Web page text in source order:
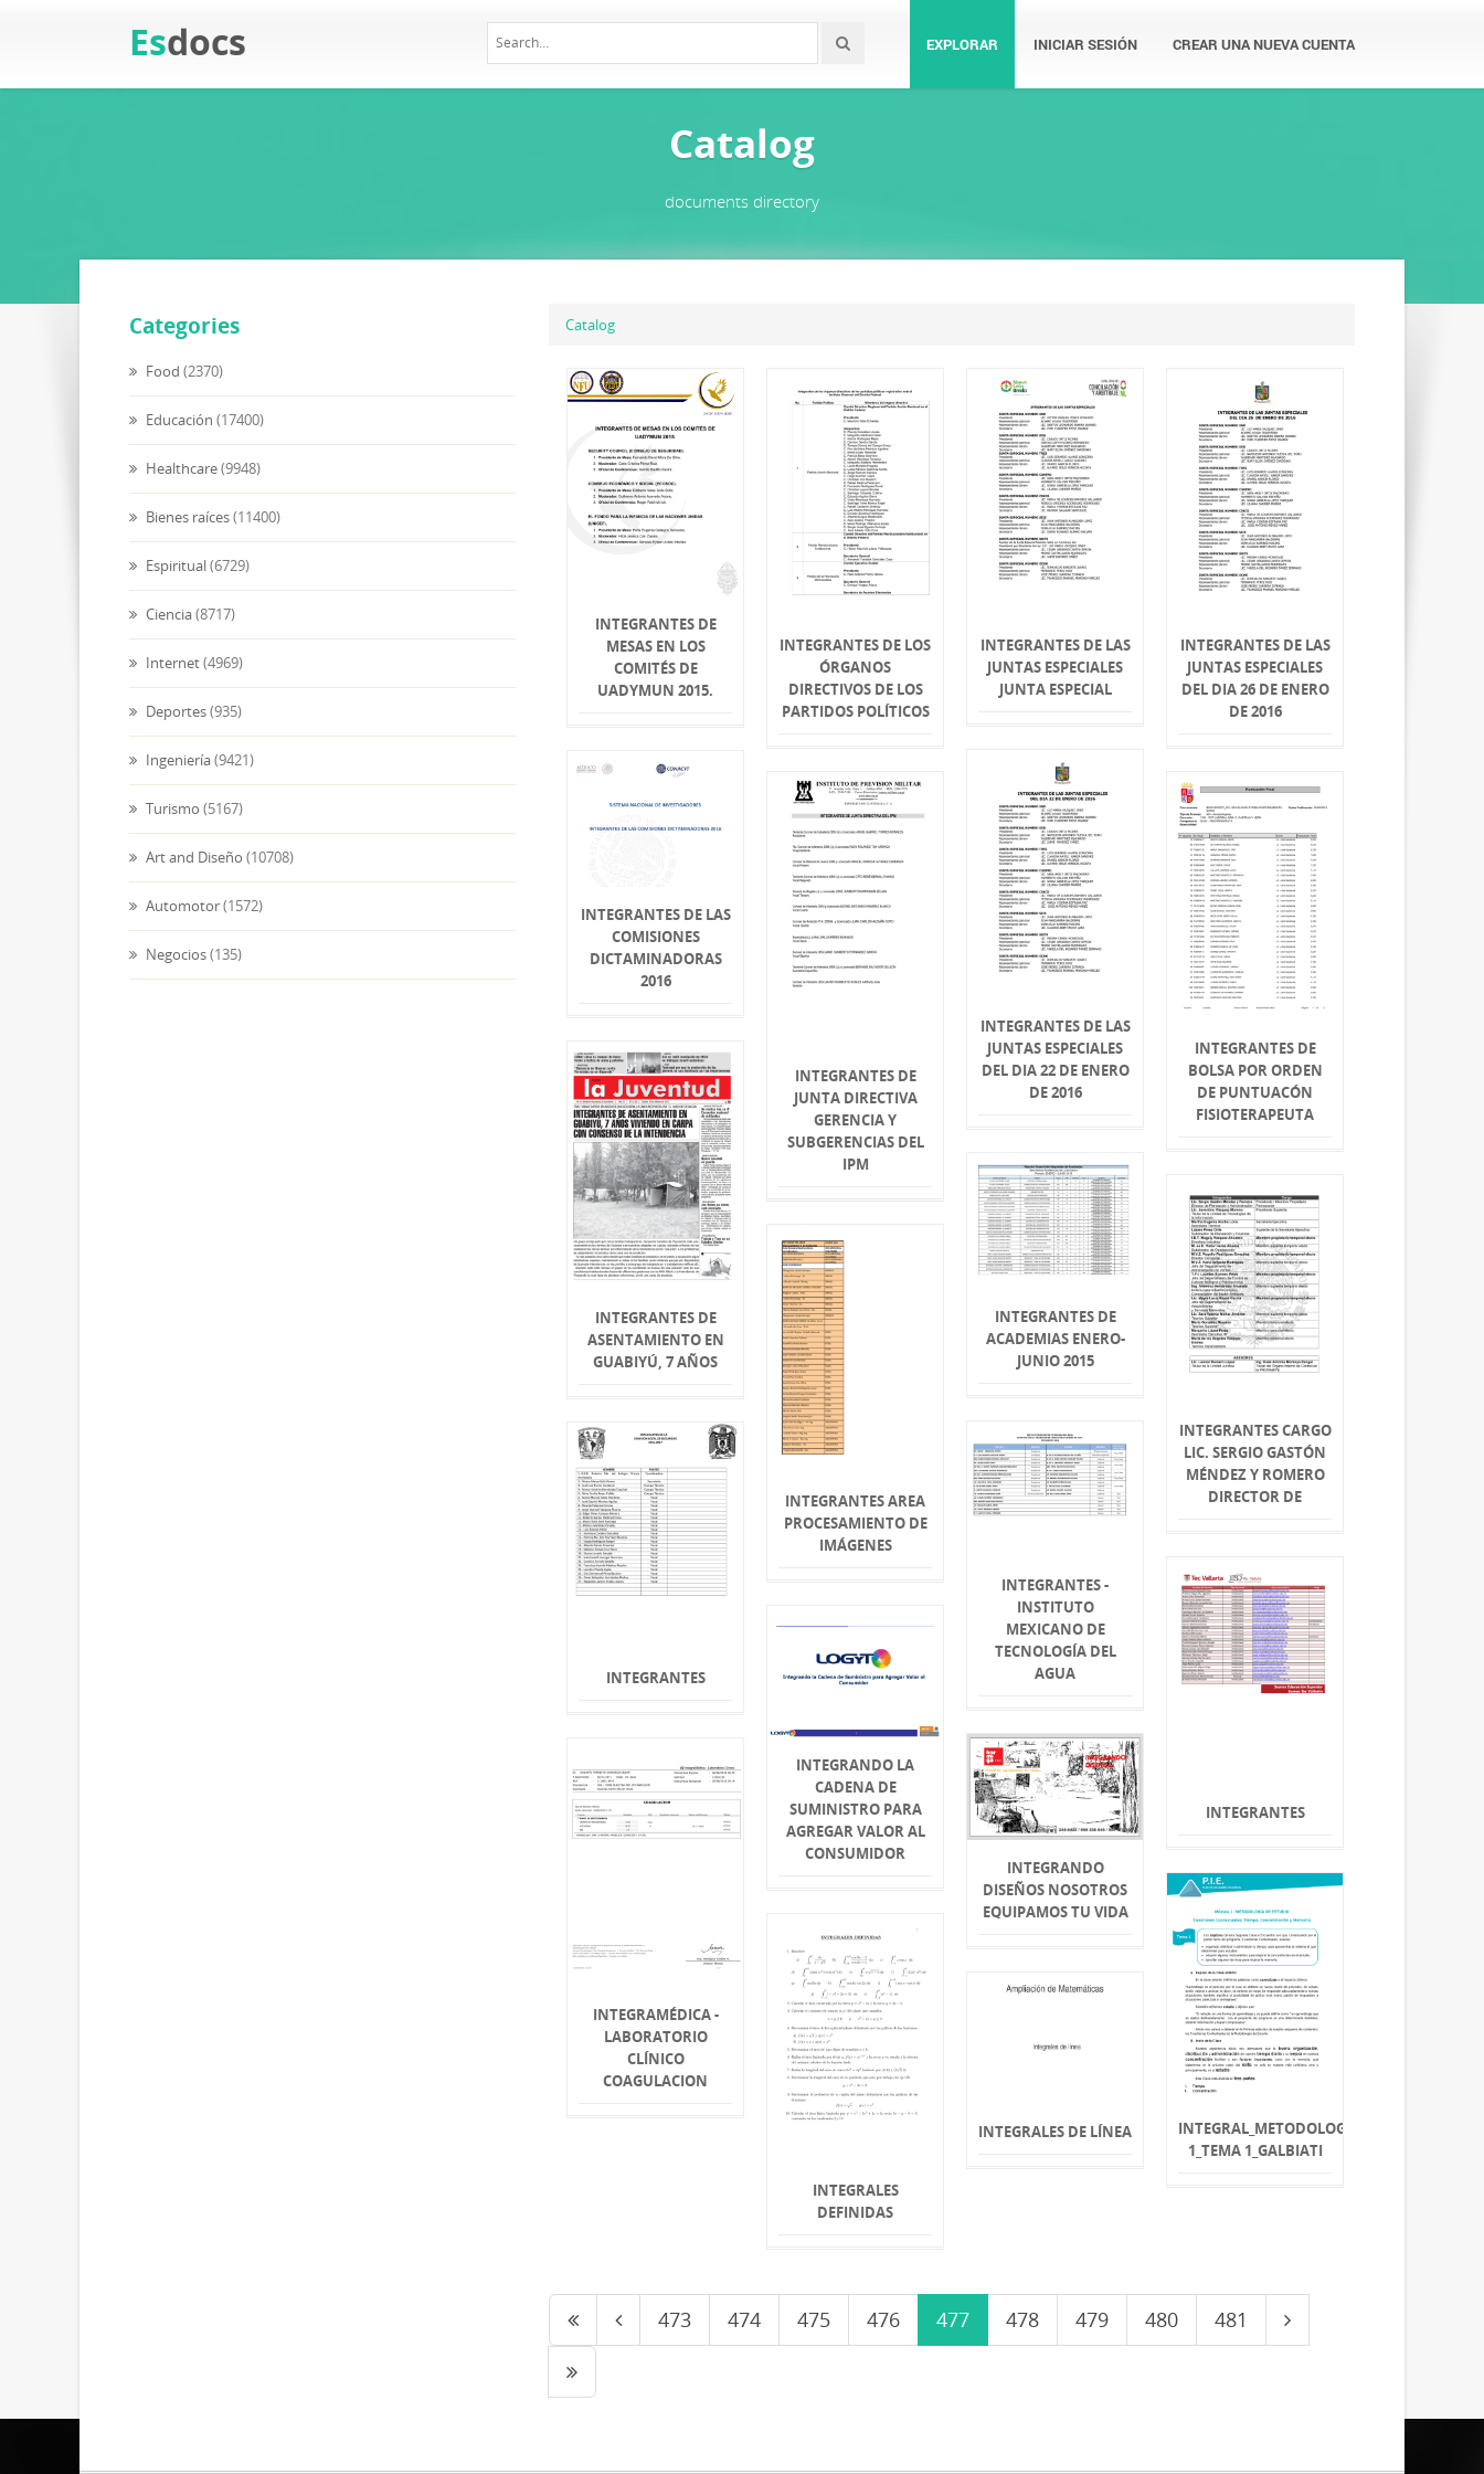
Esdocs EXPLORAR INICIAR SESIÓN CREAR UNA NUEVA CUENTA
Catalog
documents directory
Categories
Food (2370)
Educación (17400)
Healthcare(9948)
Bienes raíces(11400)
Espiritual(6729)
Ciencia(8717)
Internet(4969)
Deportes(935)
Ingeniería(9421)
Turismo (5167)
Art and Diseño (10708)
Automotor(1572)
Negocios(135)
Catalog
INTEGRANTES DE
MESAS EN LOS
COMITÉS DE
UADYMUN 2015.
INTEGRANTES DE LOS
ÓRGANOS
DIRECTIVOS DE LOS
PARTIDOS POLÍTICOS
INTEGRANTES DE LAS
JUNTAS ESPECIALES
JUNTA ESPECIAL
INTEGRANTES DE LAS
JUNTAS ESPECIALES
DEL DIA 26 DE ENERO
DE 2016
INTEGRANTES DE LAS
JUNTAS ESPECIALES
DEL DIA 22 DE ENERO
DE 2016
INTEGRANTES DE LAS
COMISIONES
DICTAMINADORAS
2016
INTEGRANTES DE
JUNTA DIRECTIVA
GERENCIA Y
SUBGERENCIAS DEL
IPM
INTEGRANTES DE
BOLSA POR ORDEN
DE PUNTUACÓN
FISIOTERAPEUTA
INTEGRANTES DE
ASENTAMIENTO EN
GUABIYÚ, 7 AÑOS
INTEGRANTES DE
ACADEMIAS ENERO-
JUNIO 2015
INTEGRANTES CARGO
LIC. SERGIO GASTÓN
MÉNDEZ Y ROMERO
DIRECTOR DE
INTEGRANTES AREA
PROCESAMIENTO DE
IMÁGENES
INTEGRANTES -
INSTITUTO
MEXICANO DE
TECNOLOGÍA DEL
AGUA
INTEGRANTES
INTEGRANTES
INTEGRANDO LA
CADENA DE
SUMINISTRO PARA
AGREGAR VALOR AL
CONSUMIDOR
INTEGRANDO
DISEÑOS NOSOTROS
EQUIPAMOS TU VIDA
INTEGRAMÉDICA -
LABORATORIO
CLÍNICO
COAGULACION
INTEGRAL_METODOLOGIA_MOD
1_TEMA 1_GALBIATI
INTEGRALES
DEFINIDAS
INTEGRALES DE LÍNEA
473 474 475 476 477 478 479 480 481